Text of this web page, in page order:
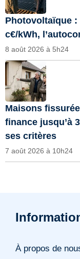
Photovoltaïque
c€/kWh,
8 août 2026 à 5h24
Maisons
finance jusqu’à
ses critères
7 août 2026 à 10h24
À propos de